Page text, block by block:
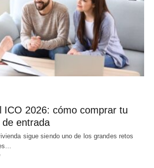
ICO 2026: cómo comprar tu
entrada
sigue siendo uno de los grandes retos